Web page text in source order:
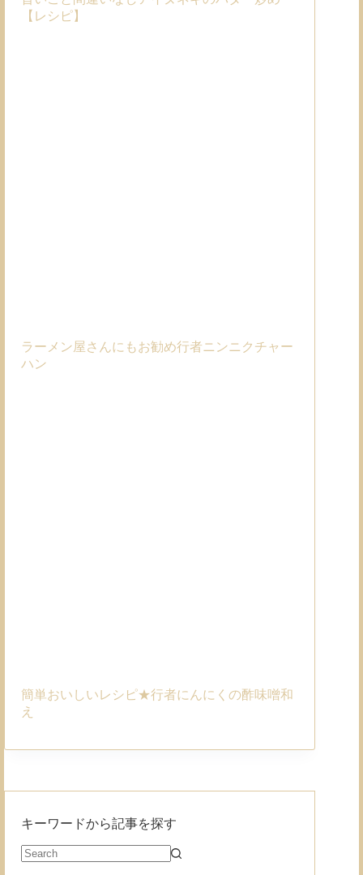
【レシピ】
ラーメン屋さんにもお勧め行者ニンニクチャー
ハン
簡単おいしいレシピ★行者にんにくの酢味噌和
え
キーワードから記事を探す